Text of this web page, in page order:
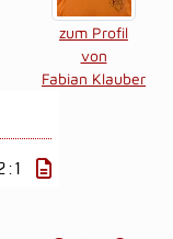
zum Profil
von
Fabian Klauber
: 1